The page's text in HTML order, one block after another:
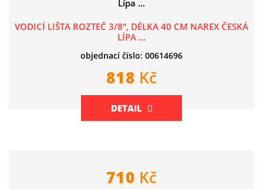
VODICÍ LIŠTA ROZTEČ 3/8“, DÉLKA 40 CM NAREX ČESKÁ
LÍPA ...
objednací číslo: 00614696
818 Kč
DETAIL
710 Kč